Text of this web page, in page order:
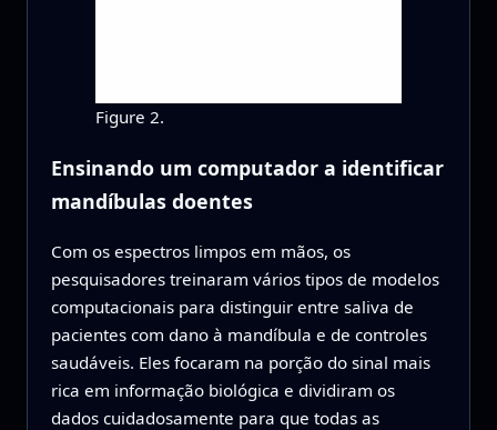
Figure 2.
Ensinando um computador a identificar
mandíbulas doentes
Com os espectros limpos em mãos, os
pesquisadores treinaram vários tipos de modelos
computacionais para distinguir entre saliva de
pacientes com dano à mandíbula e de controles
saudáveis. Eles focaram na porção do sinal mais
rica em informação biológica e dividiram os
dados cuidadosamente para que todas as